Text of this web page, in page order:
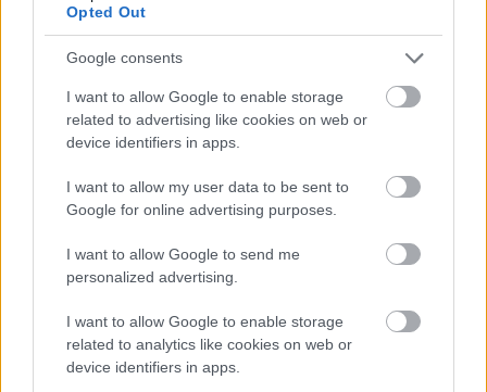
Opted Out
Google consents
I want to allow Google to enable storage
related to advertising like cookies on web or
device identifiers in apps.
I want to allow my user data to be sent to
Google for online advertising purposes.
I want to allow Google to send me
personalized advertising.
I want to allow Google to enable storage
related to analytics like cookies on web or
device identifiers in apps.
meghagyom nektek a lehetőséget, hogy szabadon
szárnyaljon ...